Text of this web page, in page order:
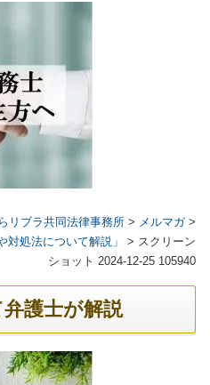
リブラ共同法律事務所 > メルマガ>
対処法について解説」
> スクリーン
ショット 2024-12-25 105940
護士が解説